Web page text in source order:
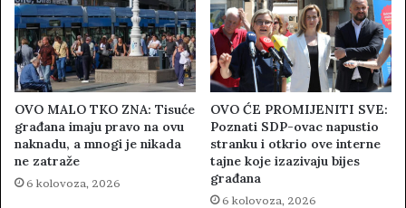
OVO MALO TKO ZNA: Tisuće
građana imaju pravo na ovu
naknadu, a mnogi je nikada
ne zatraže
6 kolovoza, 2026
OVO ĆE PROMIJENITI SVE:
Poznati SDP-ovac napustio
stranku i otkrio ove interne
tajne koje izazivaju bijes
građana
6 kolovoza, 2026